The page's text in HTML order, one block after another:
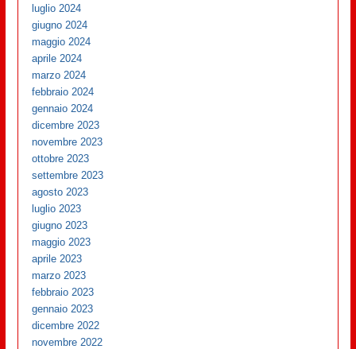
luglio 2024
giugno 2024
maggio 2024
aprile 2024
marzo 2024
febbraio 2024
gennaio 2024
dicembre 2023
novembre 2023
ottobre 2023
settembre 2023
agosto 2023
luglio 2023
giugno 2023
maggio 2023
aprile 2023
marzo 2023
febbraio 2023
gennaio 2023
dicembre 2022
novembre 2022